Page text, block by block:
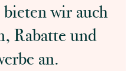
wir auch
Rabatte und
an.